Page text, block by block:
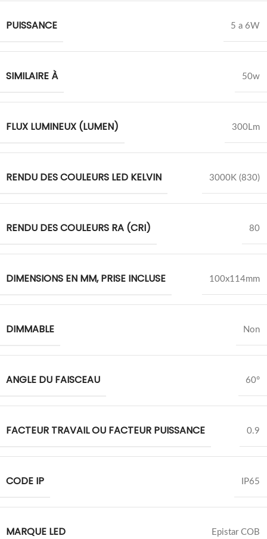
PUISSANCE 5 a 6W
SIMILAIRE À 50w
FLUX LUMINEUX (LUMEN) 300Lm
RENDU DES COULEURS LED KELVIN 3000K (830)
RENDU DES COULEURS RA (CRI) 80
DIMENSIONS EN MM, PRISE INCLUSE 100x114mm
DIMMABLE Non
ANGLE DU FAISCEAU 60°
FACTEUR TRAVAIL OU FACTEUR PUISSANCE 0.9
CODE IP IP65
MARQUE LED Epistar COB